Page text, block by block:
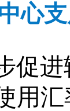
心
促
用